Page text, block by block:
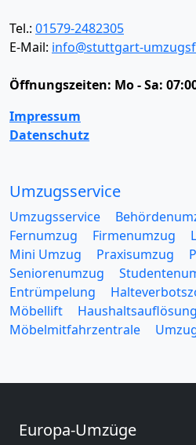
Tel.: 01579-2482305
E-Mail: info@stuttgart-
Öffnungszeiten: Mo - Sa:
Impressum
Datenschutz
Umzugsservice
Umzugsservice
Fernumzug
Firmenumzug
Mini Umzug
Praxisumzug
Seniorenumzug
Entrümpelung
Möbellift
Haushaltsauflösung
Möbelmitfahrzentrale
Europa-Umzüge